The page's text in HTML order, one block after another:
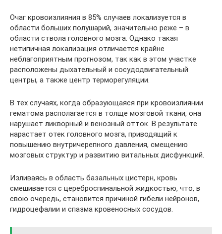
Очаг кровоизлияния в 85% случаев локализуется в
области больших полушарий, значительно реже – в
области ствола головного мозга. Однако такая
нетипичная локализация отличается крайне
неблагоприятным прогнозом, так как в этом участке
расположены дыхательный и сосудодвигательный
центры, а также центр терморегуляции.
В тех случаях, когда образующаяся при кровоизлиянии
гематома располагается в толще мозговой ткани, она
нарушает ликворный и венозный отток. В результате
нарастает отек головного мозга, приводящий к
повышению внутричерепного давления, смещению
мозговых структур и развитию витальных дисфункций.
Изливаясь в область базальных цистерн, кровь
смешивается с цереброспинальной жидкостью, что, в
свою очередь, становится причиной гибели нейронов,
гидроцефалии и спазма кровеносных сосудов.